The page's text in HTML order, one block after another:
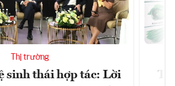
Thị trường
sinh thái hợp tác: Lời